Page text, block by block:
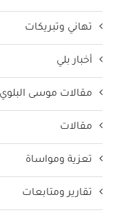
تهاني وتبريكات
أخبار بلي
مقالات موسى البلوي
مقالات
تعزية ومواساة
تقارير ومتابعات